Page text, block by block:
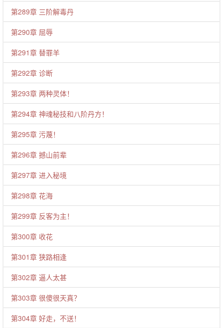
第289章 三阶解毒丹
第290章 屈辱
第291章 替罪羊
第292章 诊断
第293章 两种灵体！
第294章 神魂秘技和八阶丹方！
第295章 污蔑！
第296章 撼山前辈
第297章 进入秘境
第298章 花海
第299章 反客为主！
第300章 收花
第301章 狭路相逢
第302章 逼人太甚
第303章 很傻很天真？
第304章 好走，不送！